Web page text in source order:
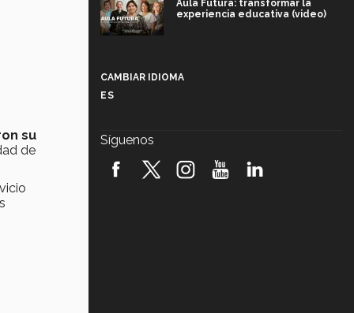
su
de
Aula Futura: transformar la
experiencia educativa (video)
robótica FIRST 2026! (video)
CAMBIAR IDIOMA
ES
Síguenos